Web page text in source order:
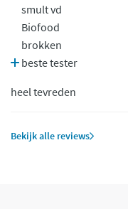
smult vd
Biofood
brokken
beste tester
heel tevreden
Bekijk alle reviews